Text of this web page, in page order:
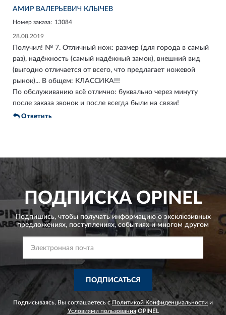
АМИР ВАЛЕРЬЕВИЧ КЛЫЧЕВ
Номер заказа: 13084
28.08.2019
Получил! № 7. Отличный нож: размер (для города в самый
раз), надёжность (самый надёжный замок), внешний вид
(выгодно отличается от всего, что предлагает ножевой
рынок)... В общем: КЛАССИКА!!!
По обслуживанию всё отлично: буквально через минуту
после заказа звонок и после всегда были на связи!
Ответить
ПОДПИСКАOPINEL
Подпишись, чтобы получать информацию о эксклюзивных
предложениях, поступлениях, событиях и многом другом
ПОДПИСАТЬСЯ
Подписываясь, Вы соглашаетесь сПолитикой Конфиденциальности и
Условиями пользованияOPINEL